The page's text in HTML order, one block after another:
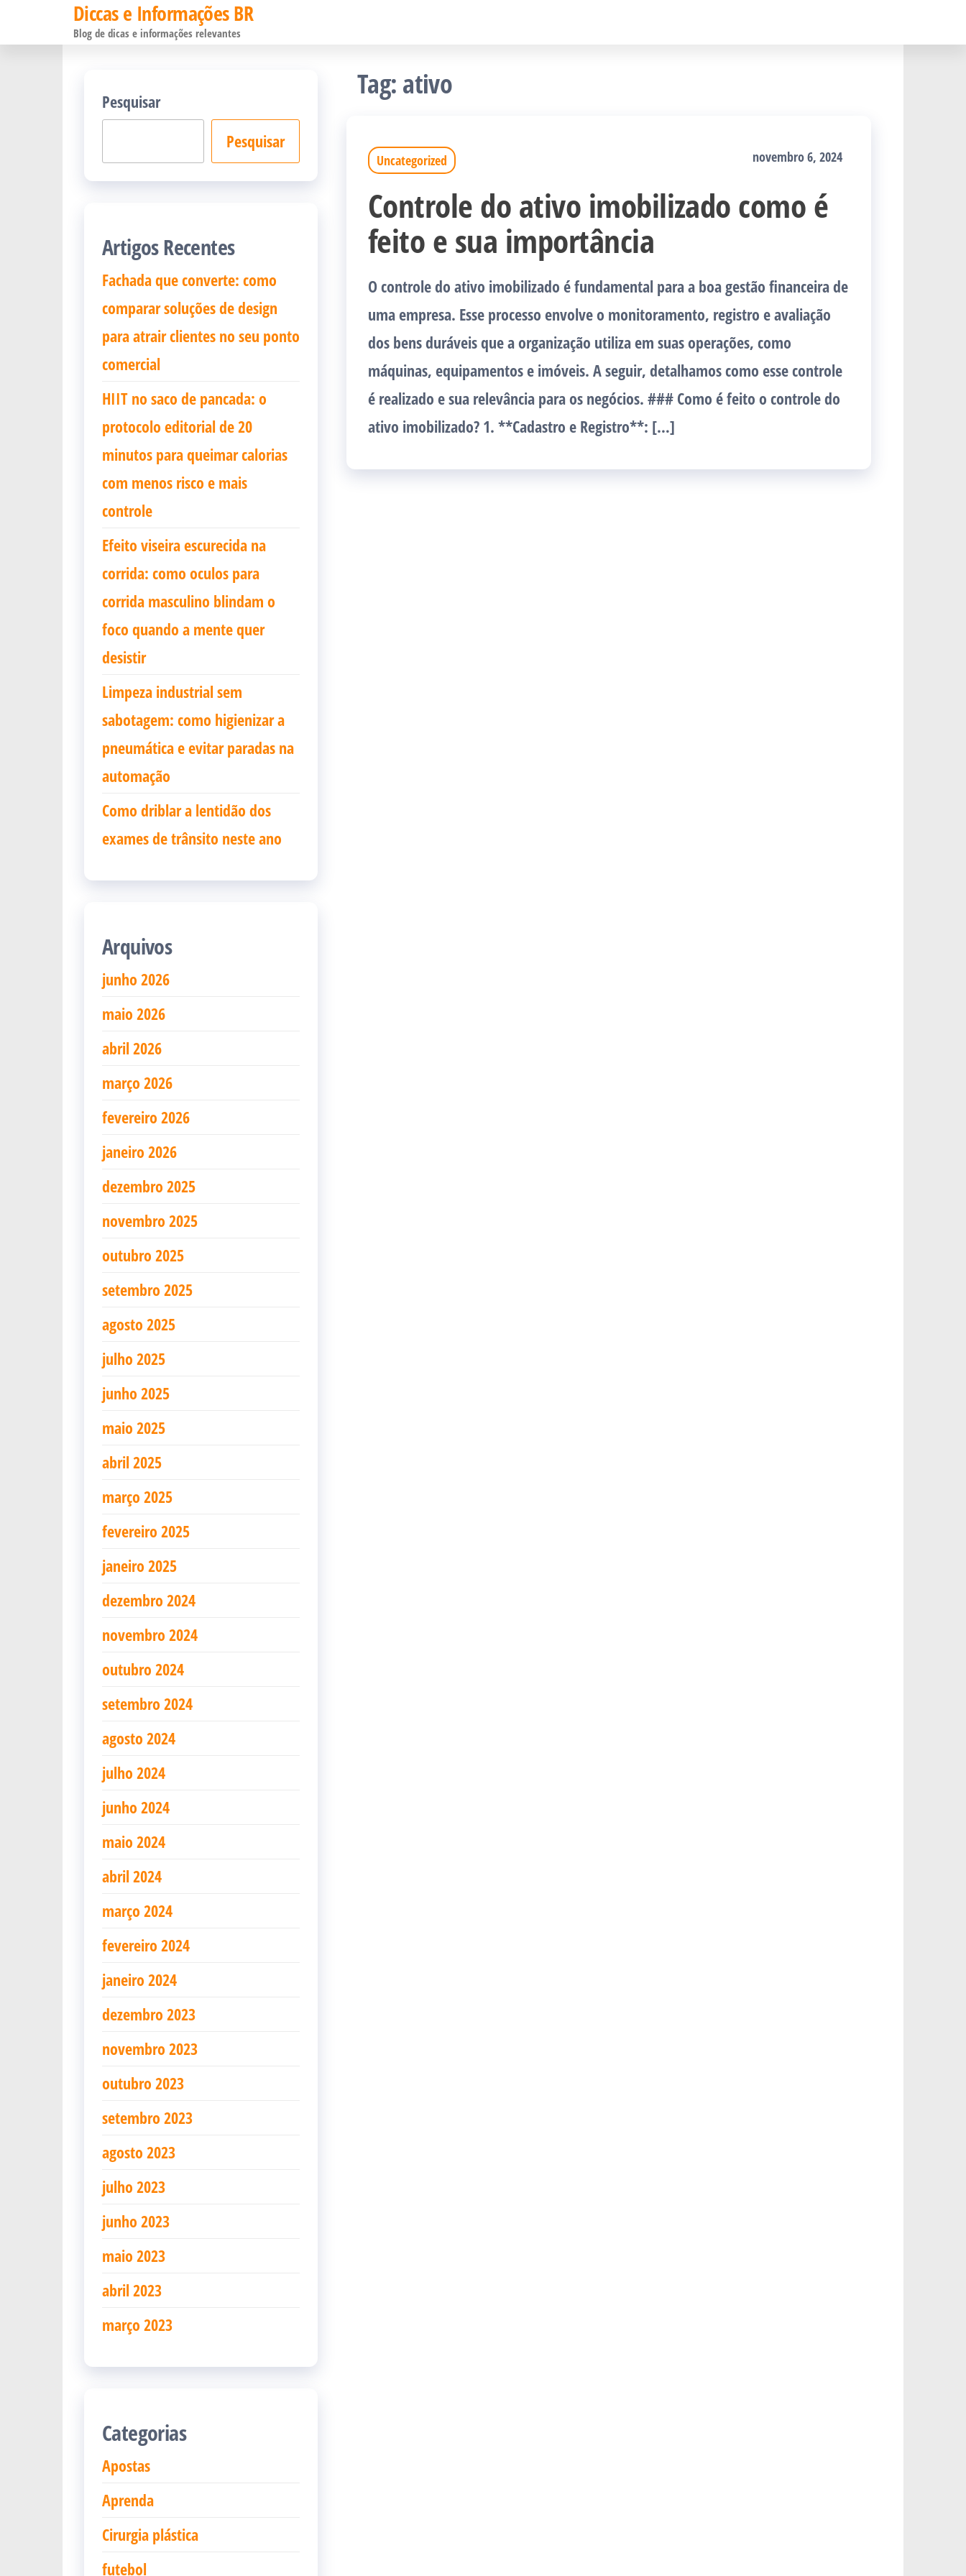
para
Diccas e Informações BR
Blog de dicas e informações relevantes
Tag: ativo
Uncategorized novembro 6, 2024
Controle do ativo imobilizado como é
feito e sua importância
O controle do ativo imobilizado é fundamental para a boa gestão financeira de
uma empresa. Esse processo envolve o monitoramento, registro e avaliação
dos bens duráveis que a organização utiliza em suas operações, como
máquinas, equipamentos e imóveis. A seguir, detalhamos como esse controle
é realizado e sua relevância para os negócios. ### Como é feito o controle do
ativo imobilizado? 1. **Cadastro e Registro**: […]
Pesquisar
Pesquisar
Artigos Recentes
Fachada que converte: como
comparar soluções de design
para atrair clientes no seu ponto
comercial
HIIT no saco de pancada: o
protocolo editorial de 20
minutos para queimar calorias
com menos risco e mais
controle
Efeito viseira escurecida na
corrida: como oculos para
corrida masculino blindam o
foco quando a mente quer
desistir
Limpeza industrial sem
sabotagem: como higienizar a
pneumática e evitar paradas na
automação
Como driblar a lentidão dos
exames de trânsito neste ano
Arquivos
junho 2026
maio 2026
abril 2026
março 2026
fevereiro 2026
janeiro 2026
dezembro 2025
novembro 2025
outubro 2025
setembro 2025
agosto 2025
julho 2025
junho 2025
maio 2025
abril 2025
março 2025
fevereiro 2025
janeiro 2025
dezembro 2024
novembro 2024
outubro 2024
setembro 2024
agosto 2024
julho 2024
junho 2024
maio 2024
abril 2024
março 2024
fevereiro 2024
janeiro 2024
dezembro 2023
novembro 2023
outubro 2023
setembro 2023
agosto 2023
julho 2023
junho 2023
maio 2023
abril 2023
março 2023
Categorias
Apostas
Aprenda
Cirurgia plástica
futebol